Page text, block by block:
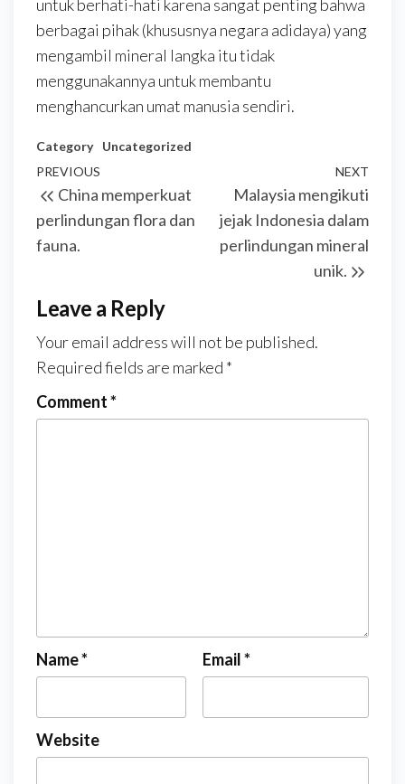
untuk berhati-hati karena sangat penting bahwa
berbagai pihak (khususnya negara adidaya) yang
mengambil mineral langka itu tidak
menggunakannya untuk membantu
menghancurkan umat manusia sendiri.
Category Uncategorized
Post
navigation
Previous
Post
PREVIOUS
China memperkuat
perlindungan flora dan
fauna.
NEXT
Malaysia mengikuti
jejak Indonesia dalam
perlindungan mineral
unik.
Leave a Reply
Your email address will not be published.
Required fields are marked *
Comment*
Name* Email*
Website